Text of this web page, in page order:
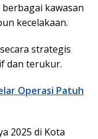
kawasan
kecelakaan.
strategis
dan terukur.
Operasi Patuh
2025 di Kota